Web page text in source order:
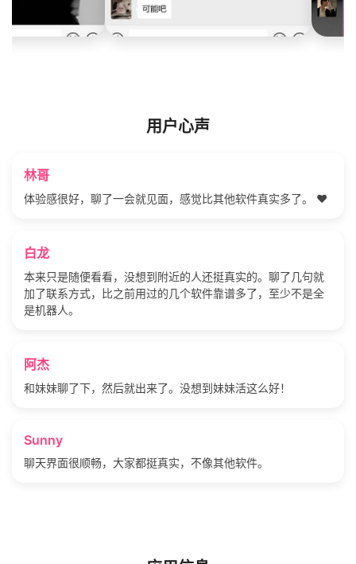
用户心声
林哥
体验感很好，聊了一会就见面，感觉比其他软件真实多了。 ❤️
白龙
本来只是随便看看，没想到附近的人还挺真实的。聊了几句就
加了联系方式，比之前用过的几个软件靠谱多了，至少不是全
是机器人。
阿杰
和妹妹聊了下，然后就出来了。没想到妹妹活这么好！
Sunny
聊天界面很顺畅，大家都挺真实，不像其他软件。